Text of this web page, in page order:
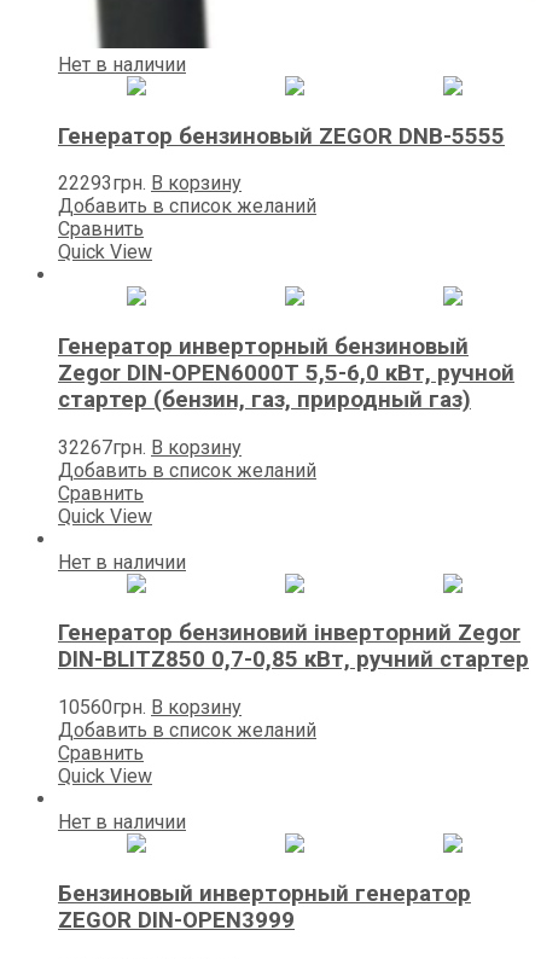
Нет в наличии
Генератор бензиновый ZEGOR DNB-5555
22293грн. В корзину
Добавить в список желаний
Сравнить
Quick View
Генератор инверторный бензиновый
Zegor DIN-OPEN6000T 5,5-6,0 кВт, ручной
стартер (бензин, газ, природный газ)
32267грн. В корзину
Добавить в список желаний
Сравнить
Quick View
Нет в наличии
Генератор бензиновий інверторний Zegor
DIN-BLITZ850 0,7-0,85 кВт, ручний стартер
10560грн. В корзину
Добавить в список желаний
Сравнить
Quick View
Нет в наличии
Бензиновый инверторный генератор
ZEGOR DIN-OPEN3999